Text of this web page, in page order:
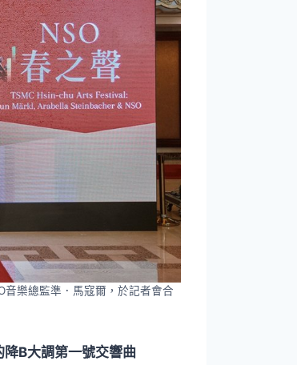
樂總監準．馬寇爾，於記者會合
B大調第一號交響曲